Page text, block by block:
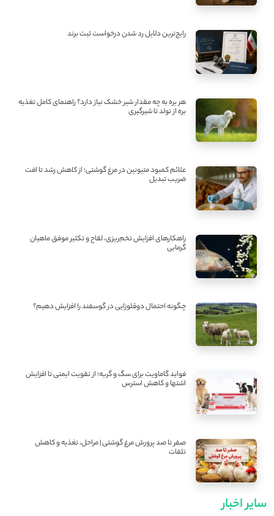
رایج‌ترین دلایل رد شدن درخواست ثبت برند
هر بره به چه مقدار شیر خشک نیاز دارد؟ راهنمای کامل تغذیه
بره از تولد تا شیرگیری
علائم کمبود متیونین در مرغ گوشتی؛ از کاهش رشد تا افت
ضریب تبدیل
راهکارهای افزایش تخم‌ریزی، لقاح و تکثیر موفق ماهیان
گرمابی
چگونه احتمال دوقلوزایی در گوسفند را افزایش دهیم؟
فواید گاماویت برای سگ و گربه؛ از تقویت ایمنی تا افزایش
اشتها و کاهش استرس
صفر تا صد پرورش مرغ گوشتی | مراحل، تغذیه و کاهش
تلفات
سایر اخبار